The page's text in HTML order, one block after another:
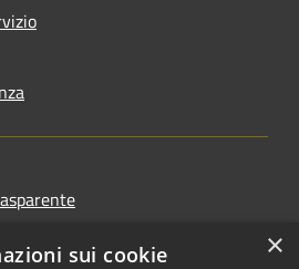
×
sui cookie